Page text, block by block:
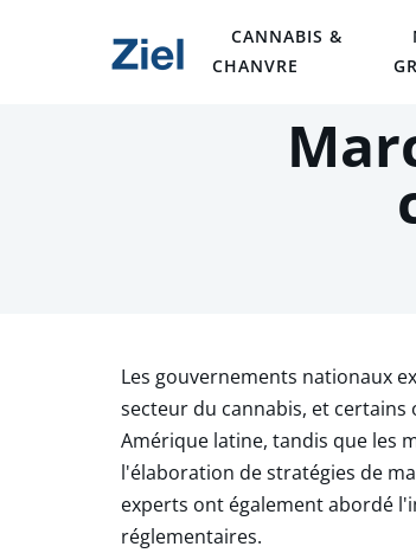
CANNABIS &
CHANVRE
Les gouvernements nationaux
secteur du cannabis, et certains
Amérique latine, tandis que les
l'élaboration de stratégies de
experts ont également abordé
réglementaires.